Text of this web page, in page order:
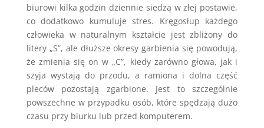
biurowi kilka godzin dziennie siedzą w złej postawie,
co dodatkowo kumuluje stres. Kręgosłup każdego
człowieka w naturalnym kształcie jest zbliżony do
litery „S”, ale dłuższe okresy garbienia się powodują,
że zmienia się on w „C”, kiedy zarówno głowa, jak i
szyja wystają do przodu, a ramiona i dolna część
pleców pozostają zgarbione. Jest to szczególnie
powszechne w przypadku osób, które spędzają dużo
czasu przy biurku lub przed komputerem.